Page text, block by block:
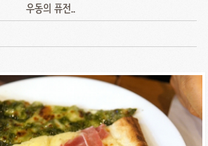
우동의 퓨전..